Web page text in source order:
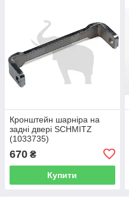
Кронштейн шарніра на
задні двері SCHMITZ
(1033735)
670 ₴
Купити